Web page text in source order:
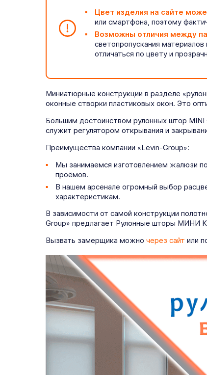
Цвет изделия на сайте
или смартфона, поэтому
Возможны отличия между
светопропускания
отличаться по цвету и
Миниатюрные конструкции в разделе
оконные створки пластиковых окон. Это
Большим достоинством рулонных штор MINI
служит регулятором открывания и
Преимущества компании «Levin-Group»:
Мы занимаемся изготовлением жалюзи
проёмов.
В нашем арсенале огромный выбор
характеристикам.
В зависимости от самой конструкции
Group» предлагает Рулонные шторы МИНИ
Вызвать замерщика можно через сайт или